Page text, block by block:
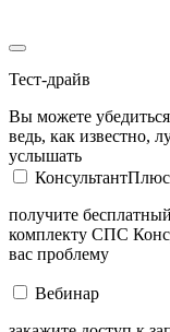
Тест-драйв
Вы можете
ведь, как известно,
услышать
КонсультантПлюс
получите
комплекту СПС
вас проблему
Вебинар